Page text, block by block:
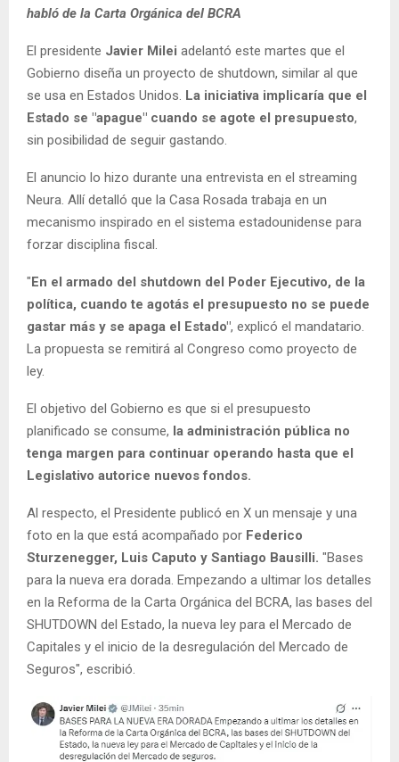
habló de la Carta Orgánica del BCRA
El presidente Javier Milei adelantó este martes que el
Gobierno diseña un proyecto de shutdown, similar al que
se usa en Estados Unidos. La iniciativa implicaría que el
Estado se "apague" cuando se agote el presupuesto,
sin posibilidad de seguir gastando.
El anuncio lo hizo durante una entrevista en el streaming
Neura. Allí detalló que la Casa Rosada trabaja en un
mecanismo inspirado en el sistema estadounidense para
forzar disciplina fiscal.
"En el armado del shutdown del Poder Ejecutivo, de la
política, cuando te agotás el presupuesto no se puede
gastar más y se apaga el Estado", explicó el mandatario.
La propuesta se remitirá al Congreso como proyecto de
ley.
El objetivo del Gobierno es que si el presupuesto
planificado se consume, la administración pública no
tenga margen para continuar operando hasta que el
Legislativo autorice nuevos fondos.
Al respecto, el Presidente publicó en X un mensaje y una
foto en la que está acompañado por Federico
Sturzenegger, Luis Caputo y Santiago Bausilli. "Bases
para la nueva era dorada. Empezando a ultimar los detalles
en la Reforma de la Carta Orgánica del BCRA, las bases del
SHUTDOWN del Estado, la nueva ley para el Mercado de
Capitales y el inicio de la desregulación del Mercado de
Seguros", escribió.